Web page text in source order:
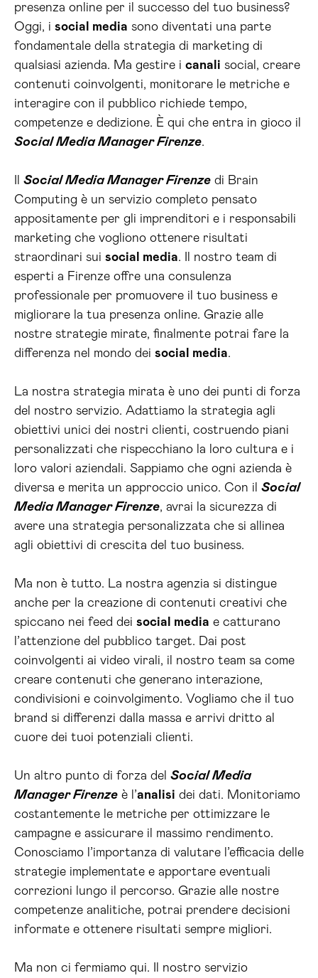
presenza online per il successo del tuo business?
Oggi, i social media sono diventati una parte
fondamentale della strategia di marketing di
qualsiasi azienda. Ma gestire i canali social, creare
contenuti coinvolgenti, monitorare le metriche e
interagire con il pubblico richiede tempo,
competenze e dedizione. È qui che entra in gioco il
Social Media Manager Firenze.
Social Media Manager Firenze di Brain
Computing è un servizio completo pensato
appositamente per gli imprenditori e i responsabili
marketing che vogliono ottenere risultati
straordinari sui social media. Il nostro team di
esperti a Firenze offre una consulenza
professionale per promuovere il tuo business e
migliorare la tua presenza online. Grazie alle
nostre strategie mirate, finalmente potrai fare la
differenza nel mondo dei social media.
La nostra strategia mirata è uno dei punti di forza
del nostro servizio. Adattiamo la strategia agli
obiettivi unici dei nostri clienti, costruendo piani
personalizzati che rispecchiano la loro cultura e i
loro valori aziendali. Sappiamo che ogni azienda è
diversa e merita un approccio unico. Con il Social
Media Manager Firenze, avrai la sicurezza di
avere una strategia personalizzata che si allinea
agli obiettivi di crescita del tuo business.
Ma non è tutto. La nostra agenzia si distingue
anche per la creazione di contenuti creativi che
spiccano nei feed dei social media e catturano
l’attenzione del pubblico target. Dai post
coinvolgenti ai video virali, il nostro team sa come
creare contenuti che generano interazione,
condivisioni e coinvolgimento. Vogliamo che il tuo
brand si differenzi dalla massa e arrivi dritto al
cuore dei tuoi potenziali clienti.
Un altro punto di forza del Social Media
Manager Firenze è l’analisi dei dati. Monitoriamo
costantemente le metriche per ottimizzare le
campagne e assicurare il massimo rendimento.
Conosciamo l’importanza di valutare l’efficacia delle
strategie implementate e apportare eventuali
correzioni lungo il percorso. Grazie alle nostre
competenze analitiche, potrai prendere decisioni
informate e ottenere risultati sempre migliori.
Ma non ci fermiamo qui. Il nostro servizio